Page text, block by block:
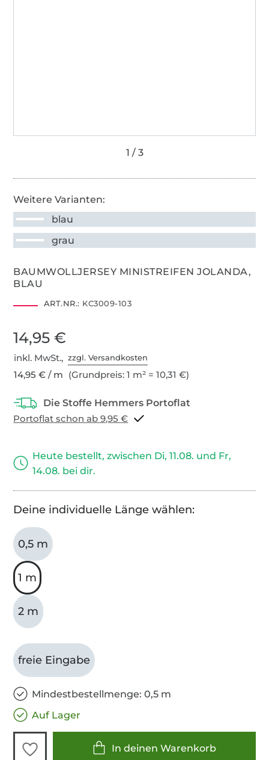
Weitere Varianten:
blau
grau
BAUMWOLLJERSEY MINISTREIFEN JOLANDA,
BLAU
ART.NR.: KC3009-103
14,95 €
inkl. MwSt.,zzgl. Versandkosten
14,95 € / m (Grundpreis: 1 m² = 10,31 €)
Portoflat schon ab 9,95 €
Heute bestellt, zwischen Di, 11.08. und Fr,
14.08. bei dir.
Deine individuelle Länge wählen:
0,5 m
1 m
2 m
freie Eingabe
Mindestbestellmenge: 0,5 m
Auf Lager
In deinen Warenkorb